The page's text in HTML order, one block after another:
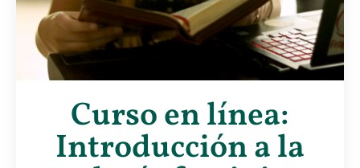
Curso en línea:
Introducción a la